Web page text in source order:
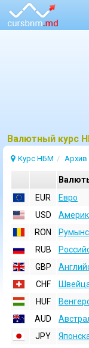
Bалютный курс
Курс НБМ
EUR
Евро
USD
RON
RUB
GBP
CHF
HUF
AUD
JPY